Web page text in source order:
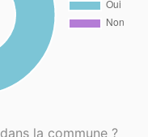
la commune ?